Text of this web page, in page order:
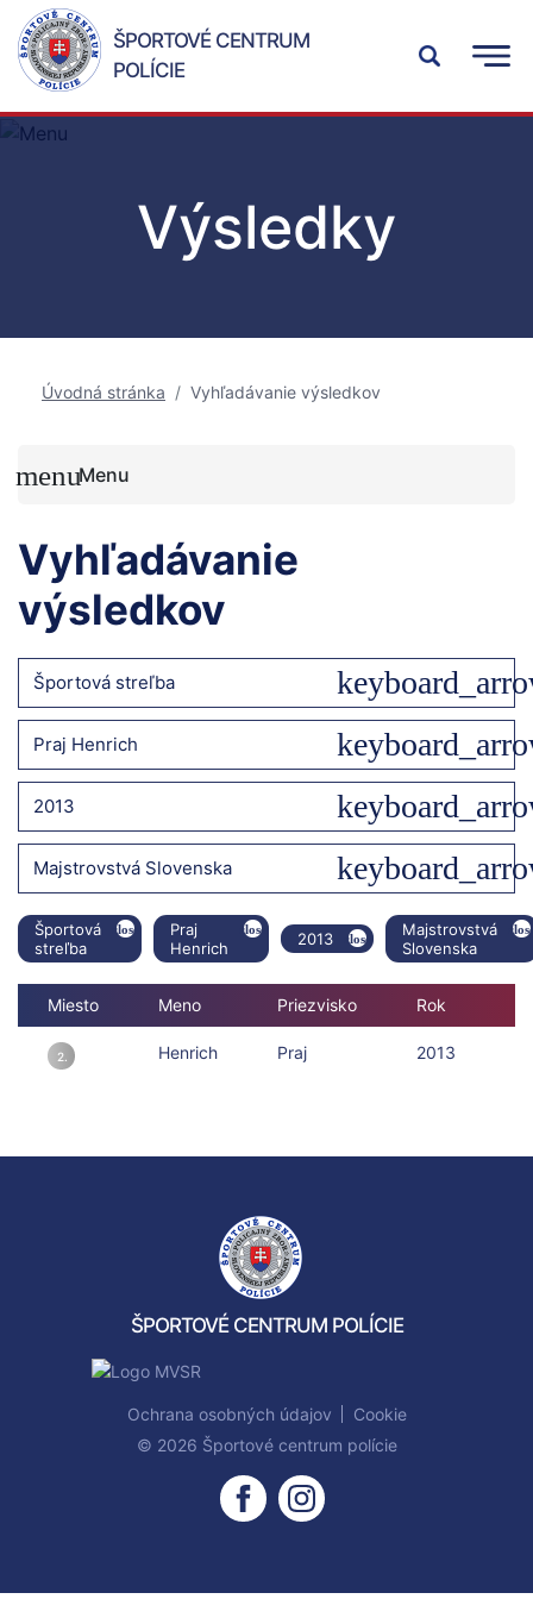
ŠPORTOVÉ CENTRUM
POLÍCIE
Výsledky
Úvodná stránka Vyhľadávanie výsledkov
Menu
Vyhľadávanie
výsledkov
Športová streľba
Praj Henrich
2013
Majstrovstvá Slovenska
Športová
streľba
Praj
Henrich
2013
Majstrovstvá
Slovenska
Miesto Meno Priezvisko Rok
2. Henrich Praj 2013
ŠPORTOVÉ CENTRUM POLÍCIE
Ochrana osobných údajov
Cookie
© 2026 Športové centrum polície